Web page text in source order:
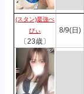
(スタン)最強べ
びぃ
〔23歳〕
8/9(日)